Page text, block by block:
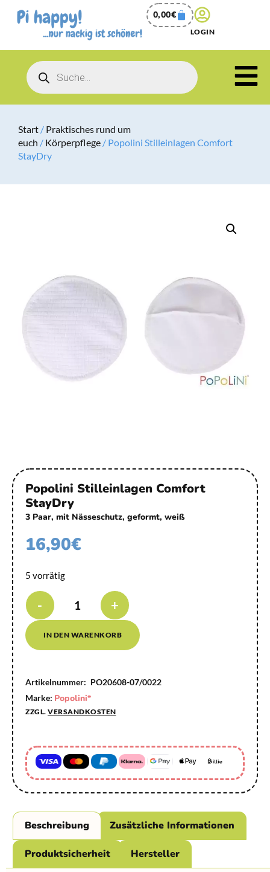
0,00€
LOGIN
Start / Praktisches rund um
euch / Körperpflege / Popolini Stilleinlagen Comfort
StayDry
Popolini Stilleinlagen Comfort
StayDry
3 Paar, mit Nässeschutz, geformt, weiß
16,90€
5 vorrätig
- +
IN DEN WARENKORB
Artikelnummer: PO20608-07/0022
Marke: Popolini*
ZZGL. VERSANDKOSTEN
Beschreibung Zusätzliche Informationen
Produktsicherheit Hersteller